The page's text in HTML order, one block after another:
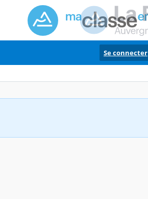
Se connecter